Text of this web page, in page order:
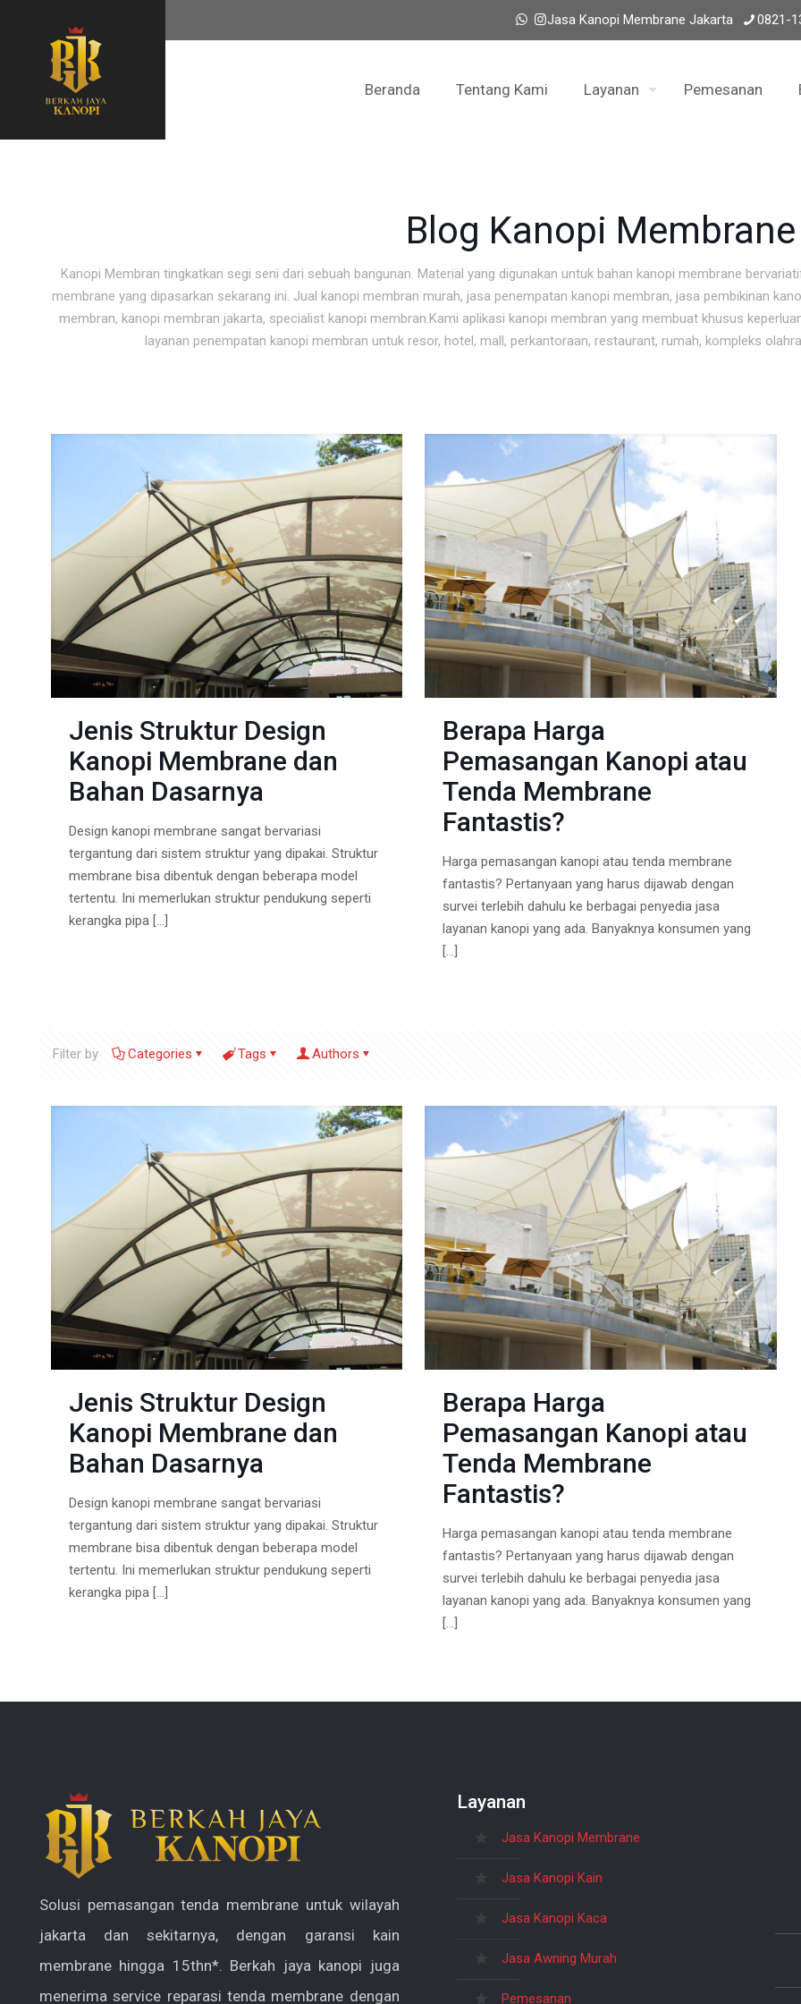
Jasa Kanopi Membrane Jakarta 0821-
Beranda Tentang Kami Layanan Pemesanan
Blog Kanopi Membrane
Kanopi Membran tingkatkan segi seni dari sebuah bangunan. Material yang digunakan untuk bahan kanopi membrane
membrane yang dipasarkan sekarang ini. Jual kanopi membran murah, jasa penempatan kanopi membran, jasa pembikinan
membran, kanopi membran jakarta, specialist kanopi membran.Kami aplikasi kanopi membran yang membuat khusus
layanan penempatan kanopi membran untuk resor, hotel, mall, perkantoraan, restaurant, rumah, kompleks
Jenis Struktur Design
Kanopi Membrane dan
Bahan Dasarnya
Design kanopi membrane sangat bervariasi
tergantung dari sistem struktur yang dipakai. Struktur
membrane bisa dibentuk dengan beberapa model
tertentu. Ini memerlukan struktur pendukung seperti
kerangka pipa[…]
Berapa Harga
Pemasangan Kanopi atau
Tenda Membrane
Fantastis?
Harga pemasangan kanopi atau tenda membrane
fantastis? Pertanyaan yang harus dijawab dengan
survei terlebih dahulu ke berbagai penyedia jasa
layanan kanopi yang ada. Banyaknya konsumen yang
[…]
Filter by Categories Tags Authors
Jenis Struktur Design
Kanopi Membrane dan
Bahan Dasarnya
Design kanopi membrane sangat bervariasi
tergantung dari sistem struktur yang dipakai. Struktur
membrane bisa dibentuk dengan beberapa model
tertentu. Ini memerlukan struktur pendukung seperti
kerangka pipa[…]
Berapa Harga
Pemasangan Kanopi atau
Tenda Membrane
Fantastis?
Harga pemasangan kanopi atau tenda membrane
fantastis? Pertanyaan yang harus dijawab dengan
survei terlebih dahulu ke berbagai penyedia jasa
layanan kanopi yang ada. Banyaknya konsumen yang
[…]
Solusi pemasangan tenda membrane untuk wilayah
jakarta dan sekitarnya, dengan garansi kain
membrane hingga 15thn*. Berkah jaya kanopi juga
menerima service reparasi tenda membrane dengan
Layanan
Jasa Kanopi Membrane
Jasa Kanopi Kain
Jasa Kanopi Kaca
Jasa Awning Murah
Pemesanan